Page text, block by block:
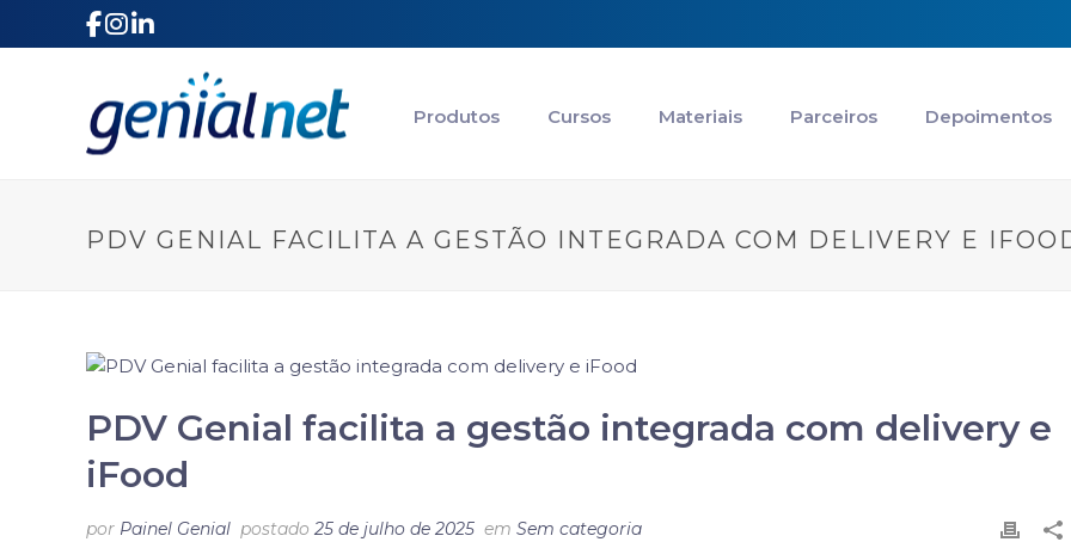
Produtos Cursos Materiais Parceiros Depoimentos
PDV GENIAL FACILITA A GESTÃO INTEGRADA COM DELIVERY E
PDV Genial facilita a gestão integrada com delivery e
iFood
por Painel Genial postado 25 de julho de 2025 em Sem categoria